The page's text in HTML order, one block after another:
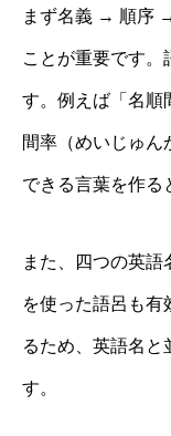
まず名義 → 順序
ことが重要です。
す。例えば「名順
間率（めいじゅん
できる言葉を作る
また、四つの英
を使った語呂も有
るため、英語名と
す。